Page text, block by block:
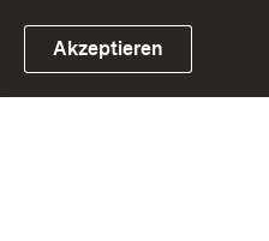
Link zum Landesportal
Akzeptieren